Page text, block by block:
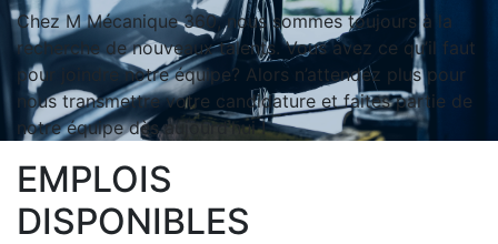
Chez M Mécanique 360, nous sommes toujours à la
recherche de nouveaux talents. Vous avez ce qu’il faut
pour joindre notre équipe? Alors n’attendez plus pour
nous transmettre votre candidature et faites partie de
notre équipe dès aujourd’hui !
EMPLOIS
DISPONIBLES